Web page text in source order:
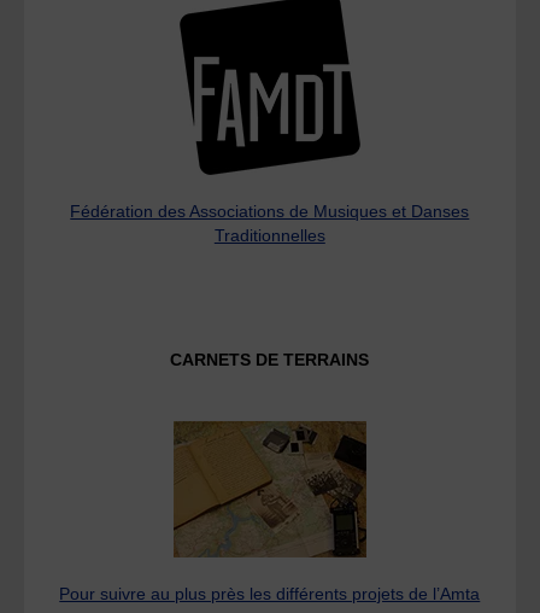
Fédération des Associations de Musiques et Danses
Traditionnelles
CARNETS DE TERRAINS
Pour suivre au plus près les différents projets de l’Amta